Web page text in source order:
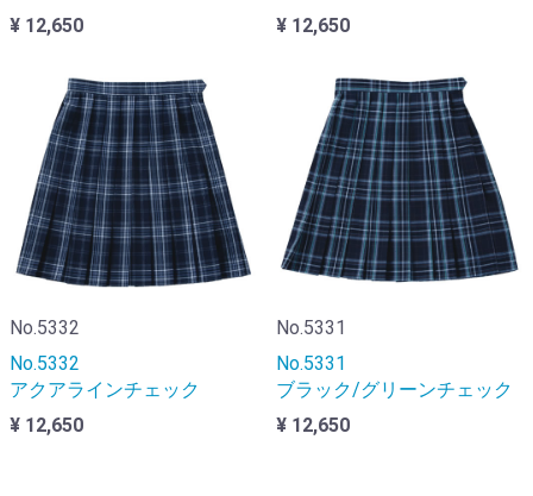
¥ 12,650
¥ 12,650
No.5332
No.5332
アクアラインチェック
¥ 12,650
No.5331
No.5331
ブラック/グリーンチェック
¥ 12,650